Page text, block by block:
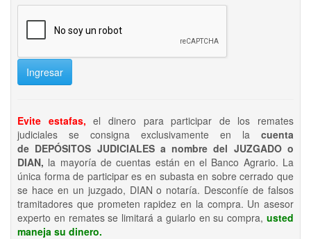
Ingresar
Evite estafas, el dinero para participar de los remates
judiciales se consigna exclusivamente en la cuenta
de DEPÓSITOS JUDICIALES a nombre del JUZGADO o
DIAN, la mayoría de cuentas están en el Banco Agrario. La
única forma de participar es en subasta en sobre cerrado que
se hace en un juzgado, DIAN o notaría. Desconfíe de falsos
tramitadores que prometen rapidez en la compra. Un asesor
experto en remates se limitará a guiarlo en su compra, usted
maneja su dinero.